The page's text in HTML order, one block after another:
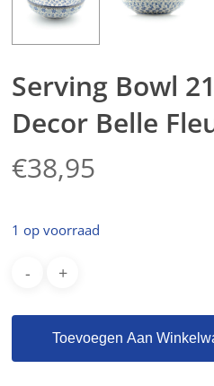
Serving Bowl
Decor Belle
€38,95
1 op voorraad
Toevoegen Aan